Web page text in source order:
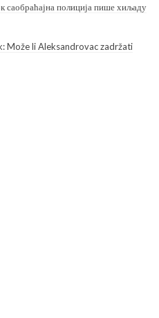
саобраћајна полиција пише хиљаду
Može li Aleksandrovac zadržati